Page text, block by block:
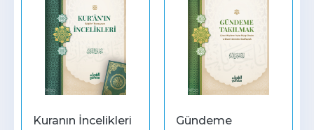
Kuranın İncelikleri
Gündeme